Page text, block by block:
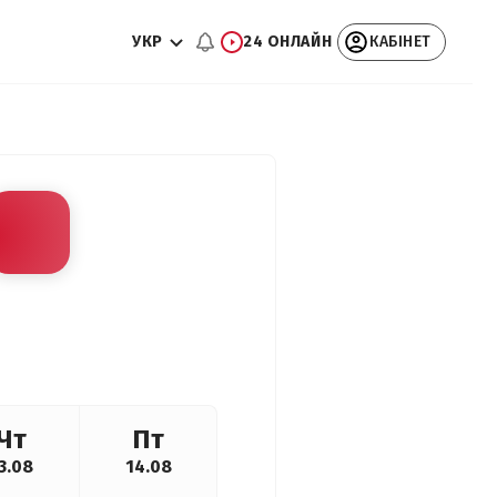
УКР 24 ОНЛАЙН КАБІНЕТ
Пт
14.08